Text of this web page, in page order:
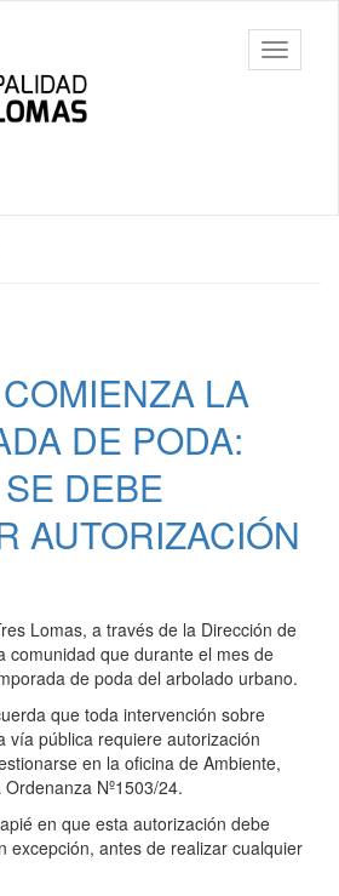
barra
LA
DE PODA:
DEBE
AUTORIZACIÓN
Lomas, a través de la Dirección de
comunidad que durante el mes de
de poda del arbolado urbano.
que toda intervención sobre
vía pública requiere autorización
en la oficina de Ambiente,
Nº1503/24.
en que esta autorización debe
excepción, antes de realizar cualquier